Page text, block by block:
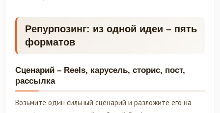
Репурпозинг: из одной идеи – пять
форматов
Сценарий – Reels, карусель, сторис, пост,
рассылка
Возьмите один сильный сценарий и разложите его на